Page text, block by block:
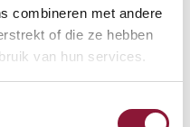
combineren met andere
of die ze hebben
van hun services.
mit
vertikale
kabellos